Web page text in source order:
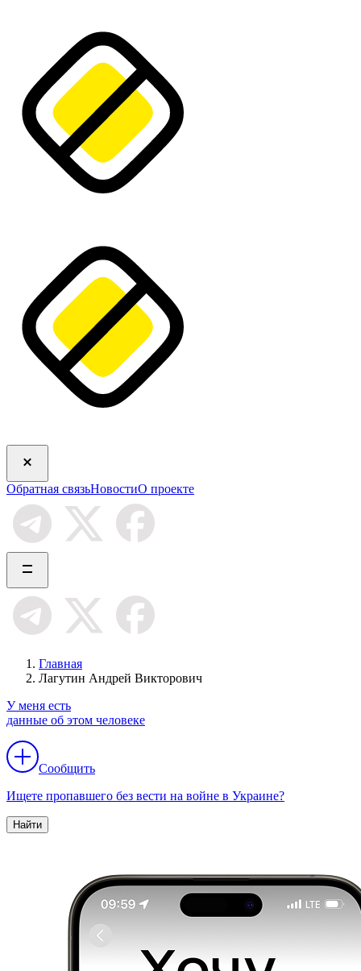
Обратная связьНовостиО проекте
Главная
Лагутин Андрей Викторович
У меня есть
данные об этом человеке
Сообщить
Ищете пропавшего без вести на войне в Украине?
Найти